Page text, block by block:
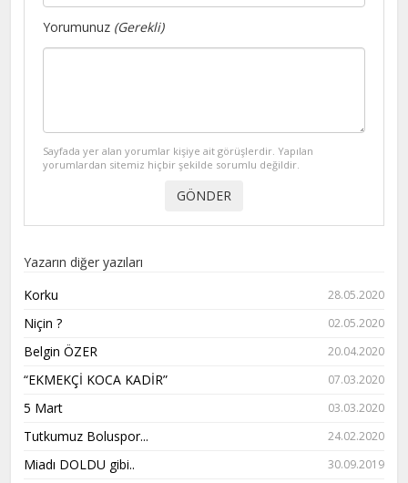
Yorumunuz (Gerekli)
Sayfada yer alan yorumlar kişiye ait görüşlerdir. Yapılan
yorumlardan sitemiz hiçbir şekilde sorumlu değildir.
Yazarın diğer yazıları
Korku
28.05.2020
Niçin ? 02.05.2020
Belgin ÖZER 20.04.2020
“EKMEKÇİ KOCA KADİR” 07.03.2020
5 Mart 03.03.2020
Tutkumuz Boluspor... 24.02.2020
Miadı DOLDU gibi.. 30.09.2019